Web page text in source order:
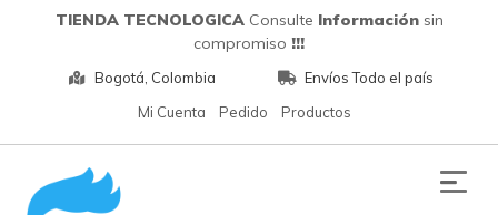
TIENDA TECNOLOGICAConsulte Información sin
compromiso !!!
Bogotá, Colombia
Envíos Todo el país
Mi Cuenta
Pedido Productos